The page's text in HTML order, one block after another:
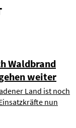
Waldbrand
weiter
Land ist noch
nun